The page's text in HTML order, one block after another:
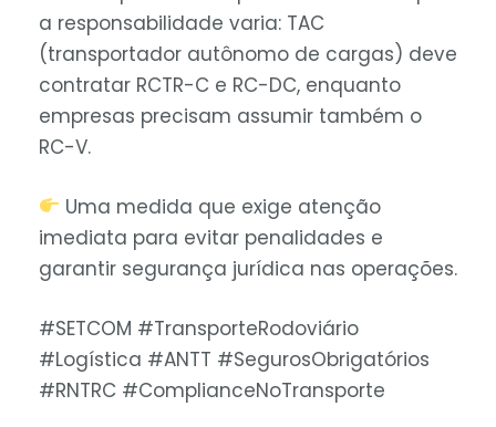
a responsabilidade varia: TAC
(transportador autônomo de cargas) deve
contratar RCTR-C e RC-DC, enquanto
empresas precisam assumir também o
RC-V.
Uma medida que exige atenção
imediata para evitar penalidades e
garantir segurança jurídica nas operações.
#SETCOM #TransporteRodoviário
#Logística #ANTT #SegurosObrigatórios
#RNTRC #ComplianceNoTransporte